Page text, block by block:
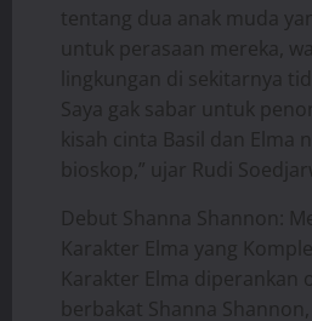
tentang dua anak muda
untuk perasaan mereka,
lingkungan di sekitarnya
Saya gak sabar untuk
kisah cinta Basil dan Elma
bioskop,” ujar Rudi
Debut Shanna Shannon:
Karakter Elma yang
Karakter Elma diperankan
berbakat Shanna